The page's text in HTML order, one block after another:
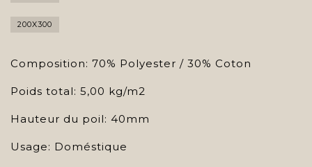
200X300
Composition: 70% Polyester / 30% Coton
Poids total: 5,00 kg/m2
Hauteur du poil: 40mm
Usage: Doméstique